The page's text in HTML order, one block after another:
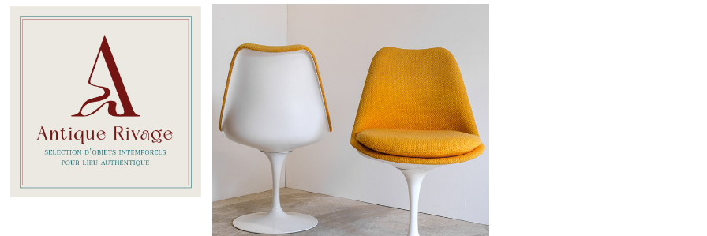
Chaises Tulipe par Eero Saarinen,
Knoll International
Disponible